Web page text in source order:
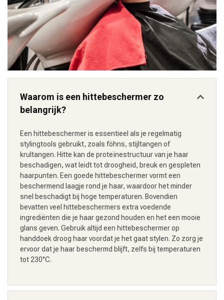
Waarom is een hittebeschermer zo
belangrijk?
Een hittebeschermer is essentieel als je regelmatig
stylingtools gebruikt, zoals föhns, stijltangen of
krultangen. Hitte kan de proteïnestructuur van je haar
beschadigen, wat leidt tot droogheid, breuk en gespleten
haarpunten. Een goede hittebeschermer vormt een
beschermend laagje rond je haar, waardoor het minder
snel beschadigt bij hoge temperaturen. Bovendien
bevatten veel hittebeschermers extra voedende
ingrediënten die je haar gezond houden en het een mooie
glans geven. Gebruik altijd een hittebeschermer op
handdoek droog haar voordat je het gaat stylen. Zo zorg je
ervoor dat je haar beschermd blijft, zelfs bij temperaturen
tot 230°C.